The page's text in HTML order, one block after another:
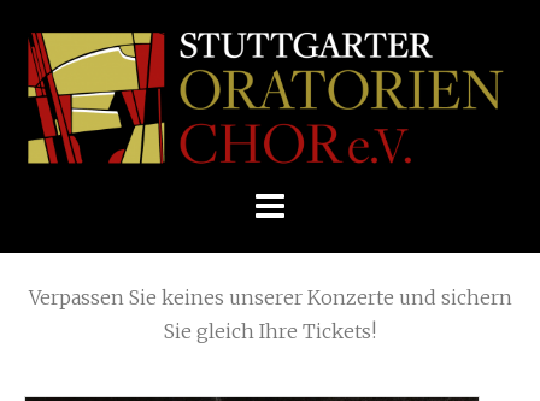
Skip
E.V.
Home Archive for Koncert
Verpassen Sie keines unserer Konzerte und sichern
Sie gleich Ihre Tickets!